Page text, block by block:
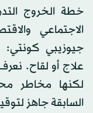
خطة الخروج
الاجتماعي
جيوزيبي كونتي:
علاج أو لقاح.
لكنها مخاطر
السابقة جاهز